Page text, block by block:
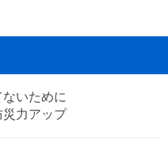
いために
力アップ